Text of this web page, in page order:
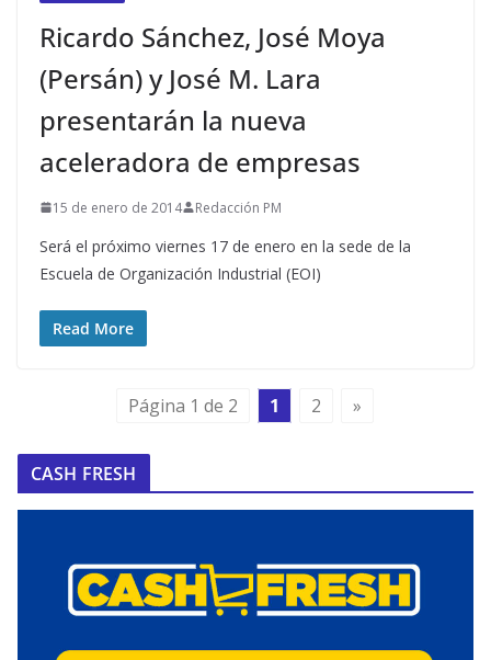
Ricardo Sánchez, José Moya
(Persán) y José M. Lara
presentarán la nueva
aceleradora de empresas
15 de enero de 2014 Redacción PM
Será el próximo viernes 17 de enero en la sede de la
Escuela de Organización Industrial (EOI)
Read More
Página 1 de 2 1 2 »
CASH FRESH